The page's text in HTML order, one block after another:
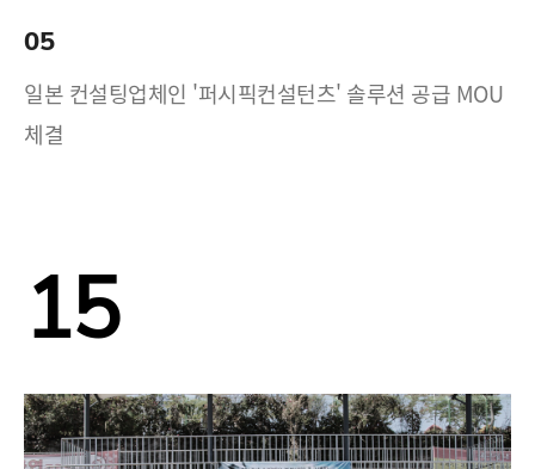
05
일본 컨설팅업체인 '퍼시픽컨설턴츠' 솔루션 공급 MOU
체결
15